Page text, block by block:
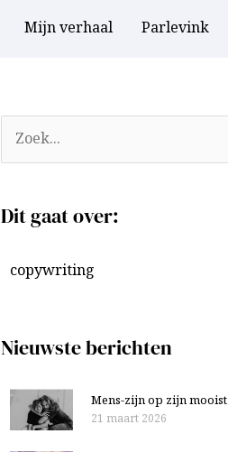
Mijn verhaal Parlevink
o
k
r
Dit gaat over:
copywriting
Nieuwste berichten
Mens-zijn op zijn mooist
21 maart 2026
r
h
n